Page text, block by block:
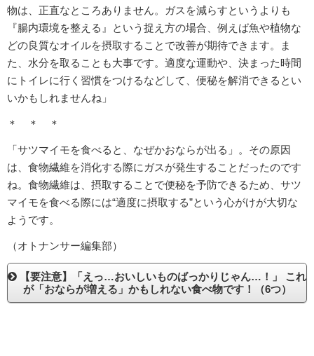
物は、正直なところありません。ガスを減らすというよりも
『腸内環境を整える』という捉え方の場合、例えば魚や植物な
どの良質なオイルを摂取することで改善が期待できます。ま
た、水分を取ることも大事です。適度な運動や、決まった時間
にトイレに行く習慣をつけるなどして、便秘を解消できるとい
いかもしれませんね」
＊ ＊ ＊
「サツマイモを食べると、なぜかおならが出る」。その原因
は、食物繊維を消化する際にガスが発生することだったのです
ね。食物繊維は、摂取することで便秘を予防できるため、サツ
マイモを食べる際には“適度に摂取する”という心がけが大切な
ようです。
（オトナンサー編集部）
【要注意】「えっ…おいしいものばっかりじゃん…！」 これ
が「おならが増える」かもしれない食べ物です！（6つ）